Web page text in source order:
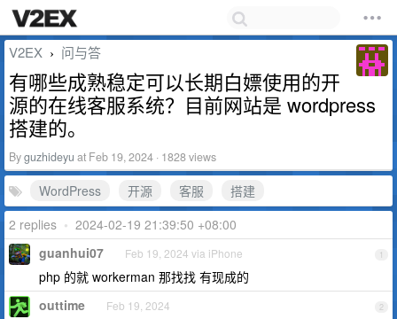
V2EX › 问与答
有哪些成熟稳定可以长期白嫖使用的开
源的在线客服系统？目前网站是 wordpress
搭建的。
Byguzhideyu at Feb 19, 2024 · 1828 views
WordPress 开源 客服
搭建
2 replies • 2024-02-19 21:39:50 +08:00
1
guanhui07 Feb 19, 2024 via iPhone
php 的就 workerman 那找找 有现成的
2
outtime Feb 19, 2024